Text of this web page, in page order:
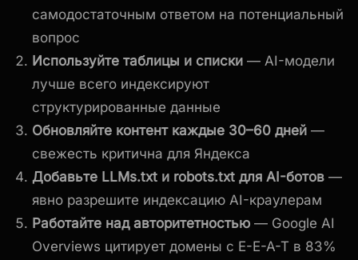
самодостаточным ответом на потенциальный
вопрос
Используйте таблицы и списки — AI-модели
лучше всего индексируют
структурированные данные
Обновляйте контент каждые 30–60 дней —
свежесть критична для Яндекса
Добавьте LLMs.txt и robots.txt для AI-ботов —
явно разрешите индексацию AI-краулерам
Работайте над авторитетностью — Google AI
Overviews цитирует домены с E-E-A-T в 83%